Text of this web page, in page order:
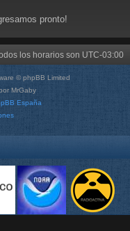
pronto!
los horarios son UTC-03:00
© phpBB Limited
MrGaby
España